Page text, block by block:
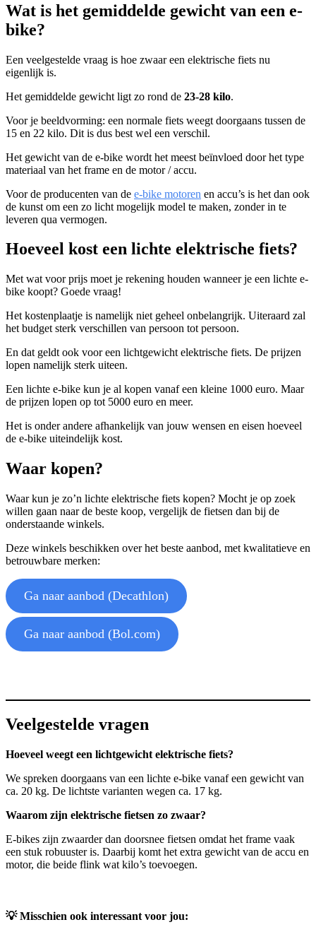
Wat is het gemiddelde gewicht van een e-
bike?
Een veelgestelde vraag is hoe zwaar een elektrische fiets nu
eigenlijk is.
Het gemiddelde gewicht ligt zo rond de 23-28 kilo.
Voor je beeldvorming: een normale fiets weegt doorgaans tussen de
15 en 22 kilo. Dit is dus best wel een verschil.
Het gewicht van de e-bike wordt het meest beïnvloed door het type
materiaal van het frame en de motor / accu.
Voor de producenten van de e-bike motoren en accu’s is het dan ook
de kunst om een zo licht mogelijk model te maken, zonder in te
leveren qua vermogen.
Hoeveel kost een lichte elektrische fiets?
Met wat voor prijs moet je rekening houden wanneer je een lichte e-
bike koopt? Goede vraag!
Het kostenplaatje is namelijk niet geheel onbelangrijk. Uiteraard zal
het budget sterk verschillen van persoon tot persoon.
En dat geldt ook voor een lichtgewicht elektrische fiets. De prijzen
lopen namelijk sterk uiteen.
Een lichte e-bike kun je al kopen vanaf een kleine 1000 euro. Maar
de prijzen lopen op tot 5000 euro en meer.
Het is onder andere afhankelijk van jouw wensen en eisen hoeveel
de e-bike uiteindelijk kost.
Waar kopen?
Waar kun je zo’n lichte elektrische fiets kopen? Mocht je op zoek
willen gaan naar de beste koop, vergelijk de fietsen dan bij de
onderstaande winkels.
Deze winkels beschikken over het beste aanbod, met kwalitatieve en
betrouwbare merken:
Ga naar aanbod (Decathlon)
Ga naar aanbod (Bol.com)
Veelgestelde vragen
Hoeveel weegt een lichtgewicht elektrische fiets?
We spreken doorgaans van een lichte e-bike vanaf een gewicht van
ca. 20 kg. De lichtste varianten wegen ca. 17 kg.
Waarom zijn elektrische fietsen zo zwaar?
E-bikes zijn zwaarder dan doorsnee fietsen omdat het frame vaak
een stuk robuuster is. Daarbij komt het extra gewicht van de accu en
motor, die beide flink wat kilo’s toevoegen.
💡 Misschien ook interessant voor jou: